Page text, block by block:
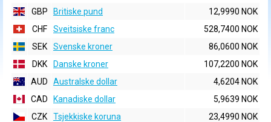
GBP
Britiske pund
12,9990 NOK
CHF
Sveitsiske franc
528,7400 NOK
SEK
Svenske kroner
86,0600 NOK
DKK
Danske kroner
107,2200 NOK
AUD
Australske dollar
4,6204 NOK
CAD
Kanadiske dollar
5,9639 NOK
CZK
Tsjekkiske koruna
23,4990 NOK